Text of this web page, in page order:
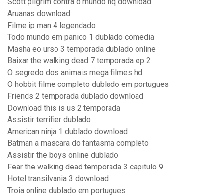
Scott pilgrim contra o mundo hq download
Aruanas download
Filme ip man 4 legendado
Todo mundo em panico 1 dublado comedia
Masha eo urso 3 temporada dublado online
Baixar the walking dead 7 temporada ep 2
O segredo dos animais mega filmes hd
O hobbit filme completo dublado em portugues
Friends 2 temporada dublado download
Download this is us 2 temporada
Assistir terrifier dublado
American ninja 1 dublado download
Batman a mascara do fantasma completo
Assistir the boys online dublado
Fear the walking dead temporada 3 capitulo 9
Hotel transilvania 3 download
Troia online dublado em portugues